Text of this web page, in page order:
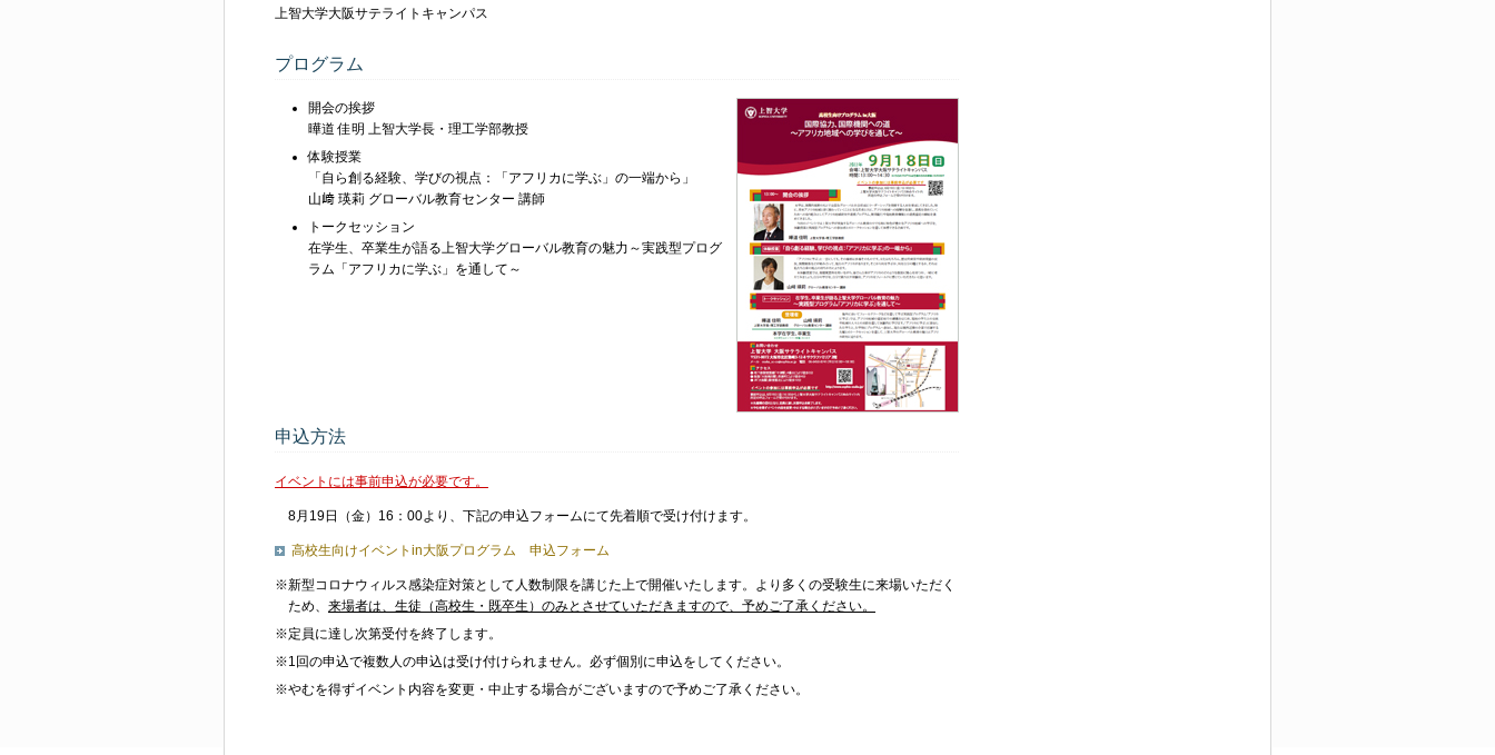
上智大学大阪サテライトキャンパス
プログラム
開会の挨拶
曄道 佳明 上智大学長・理工学部教授
体験授業
「自ら創る経験、学びの視点：「アフリカに学ぶ」の一端から」
山﨑 瑛莉 グローバル教育センター 講師
トークセッション
在学生、卒業生が語る上智大学グローバル教育の魅力～実践型プログ
ラム「アフリカに学ぶ」を通して～
申込方法
イベントには事前申込が必要です。
8月19日（金）16：00より、下記の申込フォームにて先着順で受け付けます。
高校生向けイベントin大阪プログラム 申込フォーム
※新型コロナウィルス感染症対策として人数制限を講じた上で開催いたします。より多くの受験生に来場いただく
ため、 来場者は、生徒（高校生・既卒生）のみとさせていただきますので、予めご了承ください。
※定員に達し次第受付を終了します。
※1回の申込で複数人の申込は受け付けられません。必ず個別に申込をしてください。
※やむを得ずイベント内容を変更・中止する場合がございますので予めご了承ください。